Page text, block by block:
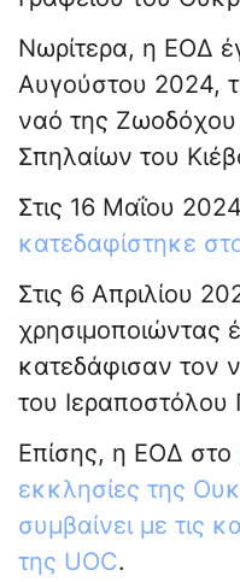
Νωρίτερα, η ΕΟΔ
Αυγούστου 2024,
ναό της
Σπηλαίων του
Στις 16 Μαΐου
κατεδαφίστηκε
Στις 6 Απριλίου
χρησιμοποιώντας
κατεδάφισαν τον
του Ιεραποστόλου
Επίσης, η ΕΟΔ στο
εκκλησίες της
συμβαίνει με τις
της UOC.